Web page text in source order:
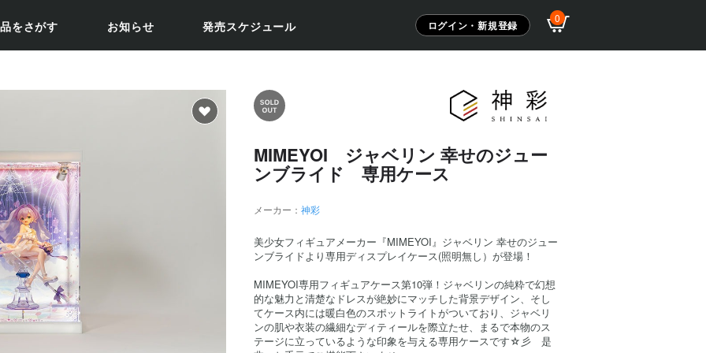
をさがす お知らせ 発売スケジュール ログイン・新規登録
0
MIMEYOI ジャベリン 幸せのジュー
ンブライド 専用ケース
メーカー：神彩
美少女フィギュアメーカー『MIMEYOI』ジャベリン 幸せのジュー
ンブライドより専用ディスプレイケース(照明無し）が登場！
MIMEYOI専用フィギュアケース第10弾！ジャベリンの純粋で幻想
的な魅力と清楚なドレスが絶妙にマッチした背景デザイン、そし
てケース内には暖白色のスポットライトがついており、ジャベリ
ンの肌や衣装の繊細なディティールを際立たせ、まるで本物のス
テージに立っているような印象を与える専用ケースです☆彡 是